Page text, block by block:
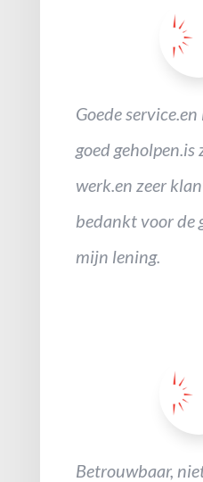
Goede
goed geholpen.is
werk.en zeer
bedankt voor de
mijn lening.
Betrouwbaar,